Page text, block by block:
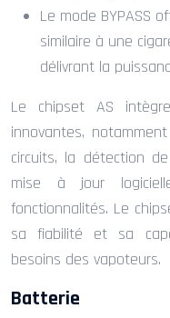
Le mode BYPASS
similaire à une
délivrant la
Le chipset AS
innovantes,
circuits, la détection
mise à jour
fonctionnalités. Le
sa fiabilité et sa
besoins des vapoteurs.
Batterie